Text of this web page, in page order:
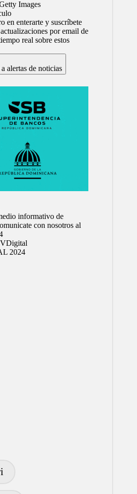
Images
en enterarte y suscríbete
por email de
real sobre estos
alertas de noticias
informativo de
con nosotros al
2024